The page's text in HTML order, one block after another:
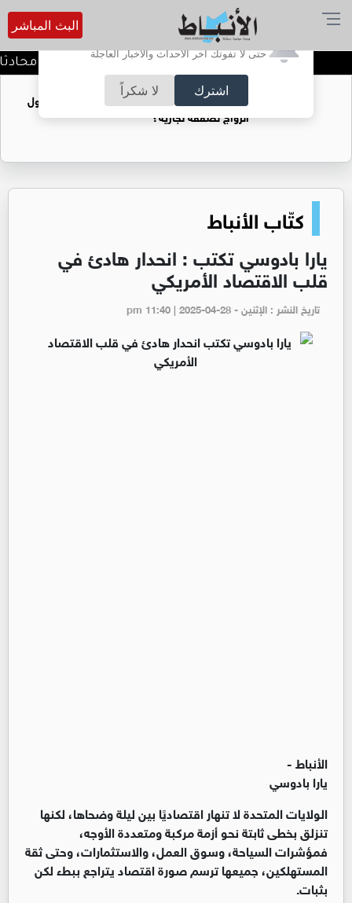
أترغب في تفعيل الإشعارات؟
حتى لا تفوتك آخر الأحداث والأخبار العاجلة
اشترك لا شكراً
البث المباشر
كيف تحافظ على خصوصية محادثاتك
فتيات يستغللنه لتحقيق مكاسب مادية.. هل تحول
الزواج لصفقة تجارية؟
كتّاب الأنباط
يارا بادوسي تكتب : انحدار هادئ في
قلب الاقتصاد الأمريكي
تاريخ النشر : الإثنين - pm 11:40 | 2025-04-28
الأنباط -
يارا بادوسي
الولايات المتحدة لا تنهار اقتصاديًا بين ليلة وضحاها، لكنها
تنزلق بخطى ثابتة نحو أزمة مركبة ومتعددة الأوجه،
فمؤشرات السياحة، وسوق العمل، والاستثمارات، وحتى ثقة
المستهلكين، جميعها ترسم صورة اقتصاد يتراجع ببطء لكن
بثبات.